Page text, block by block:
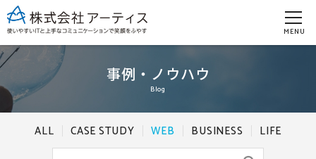
MENU
事例・ノウハウ
Blog
ALL CASE STUDY WEB BUSINESS LIFE